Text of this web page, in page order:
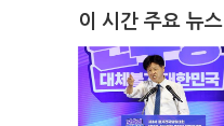
이 시간 주요 뉴스